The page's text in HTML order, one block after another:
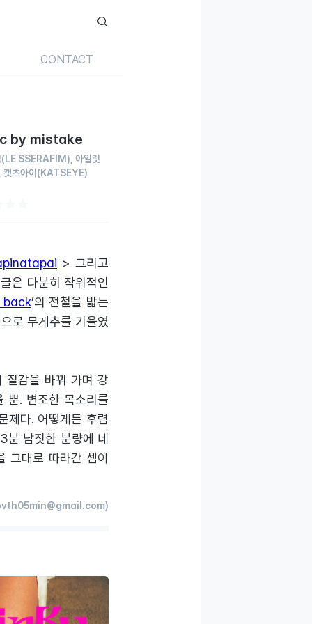
CONTACT
by mistake
(LE SSERAFIM) 아일릿
캣츠아이 (KATSEYE)
> 그리고
은 다분히 작위적인
back’의 전철을 밟는
로 무게추를 기울였
질감을 바꿔 가며 강
뿐. 변조한 목소리를
제다. 어떻게든 후렴
분 남짓한 분량에 네
그대로 따라간 셈이